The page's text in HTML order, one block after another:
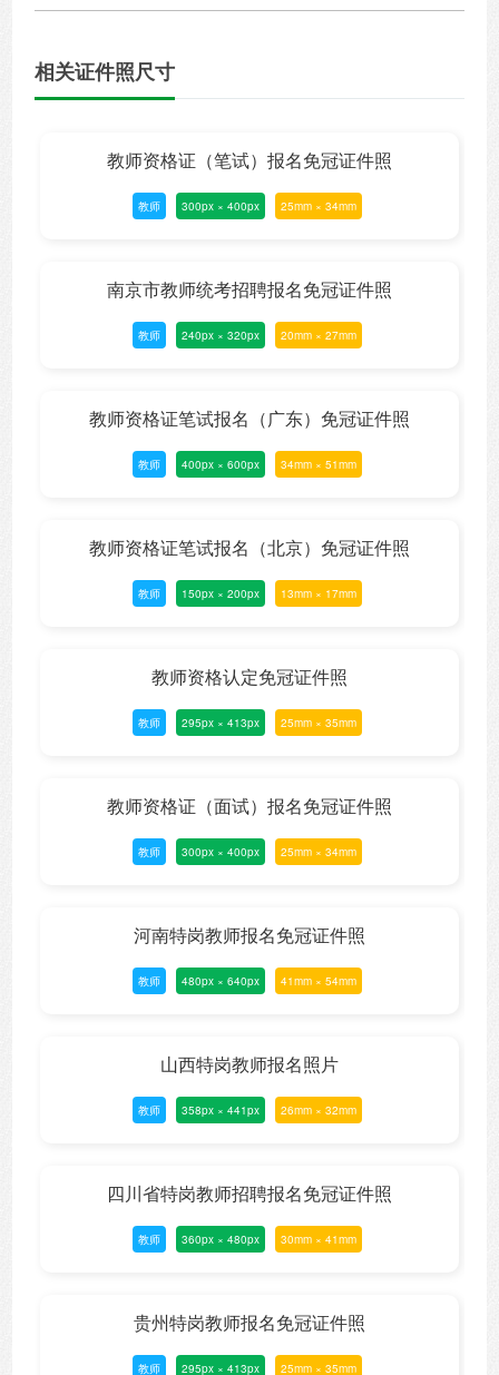
相关证件照尺寸
教师资格证（笔试）报名免冠证件照
教师 300px × 400px 25mm × 34mm
南京市教师统考招聘报名免冠证件照
教师 240px × 320px 20mm × 27mm
教师资格证笔试报名（广东）免冠证件照
教师 400px × 600px 34mm × 51mm
教师资格证笔试报名（北京）免冠证件照
教师 150px × 200px 13mm × 17mm
教师资格认定免冠证件照
教师 295px × 413px 25mm × 35mm
教师资格证（面试）报名免冠证件照
教师 300px × 400px 25mm × 34mm
河南特岗教师报名免冠证件照
教师 480px × 640px 41mm × 54mm
山西特岗教师报名照片
教师 358px × 441px 26mm × 32mm
四川省特岗教师招聘报名免冠证件照
教师 360px × 480px 30mm × 41mm
贵州特岗教师报名免冠证件照
教师 295px × 413px 25mm × 35mm